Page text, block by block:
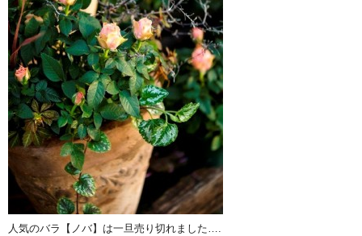
人気のバラ【ノバ】は一旦売り切れました….